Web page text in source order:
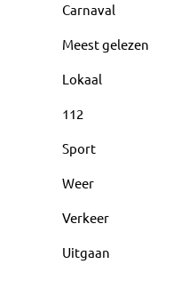
Carnaval
Meest gelezen
Lokaal
112
Sport
Weer
Verkeer
Uitgaan